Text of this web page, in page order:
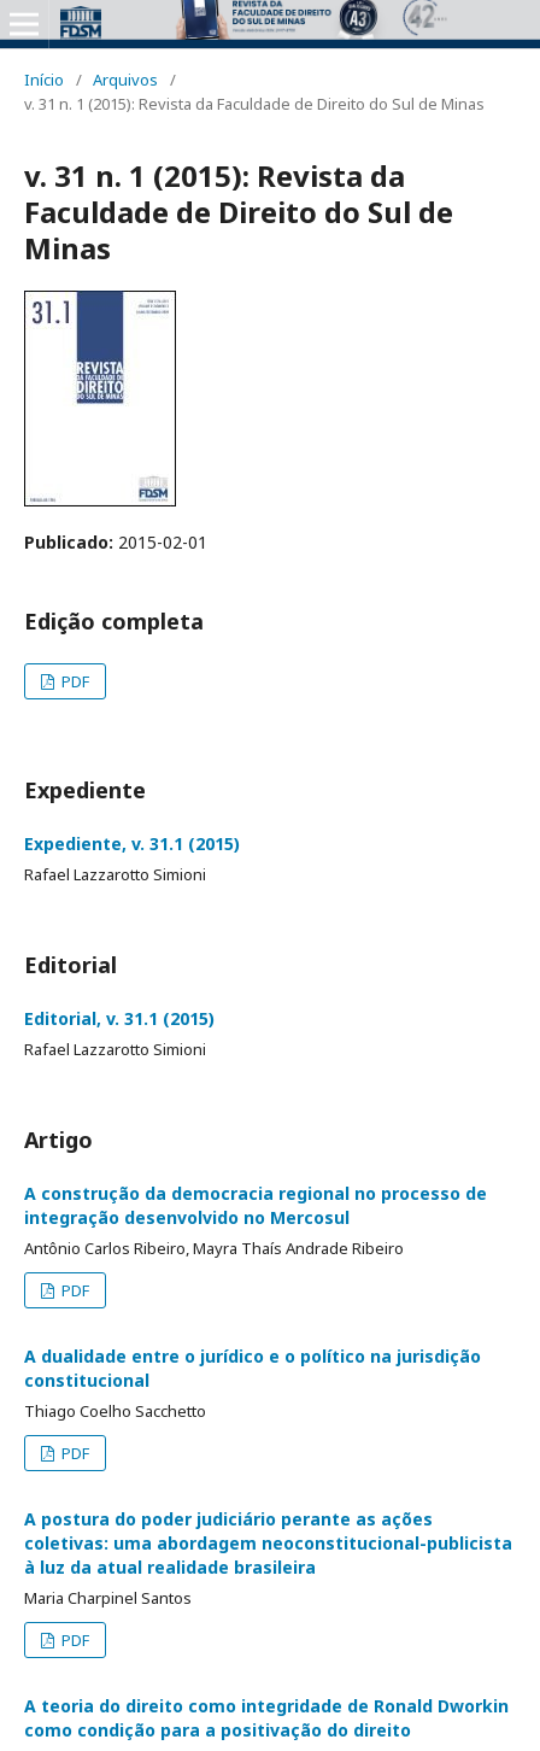
Início / Arquivos
/
v. 31 n. 1 (2015): Revista da Faculdade de Direito do Sul de Minas
v. 31 n. 1 (2015): Revista da
Faculdade de Direito do Sul de
Minas
Publicado: 2015-02-01
Edição completa
PDF
Expediente
Expediente, v. 31.1 (2015)
Rafael Lazzarotto Simioni
Editorial
Editorial, v. 31.1 (2015)
Rafael Lazzarotto Simioni
Artigo
A construção da democracia regional no processo de
integração desenvolvido no Mercosul
Antônio Carlos Ribeiro, Mayra Thaís Andrade Ribeiro
PDF
A dualidade entre o jurídico e o político na jurisdição
constitucional
Thiago Coelho Sacchetto
PDF
A postura do poder judiciário perante as ações
coletivas: uma abordagem neoconstitucional-publicista
à luz da atual realidade brasileira
Maria Charpinel Santos
PDF
A teoria do direito como integridade de Ronald Dworkin
como condição para a positivação do direito